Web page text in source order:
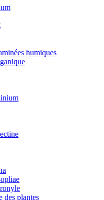
humiques
des plantes